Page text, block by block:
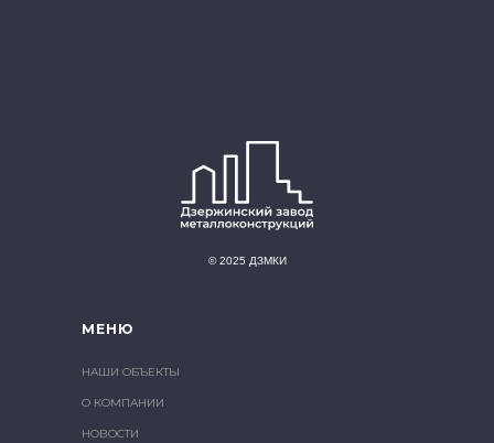
МЕНЮ
НОВОСТИ
О КОМПАНИИ
НАШИ ОБЪЕКТЫ
© 2025 ДЗМКИ